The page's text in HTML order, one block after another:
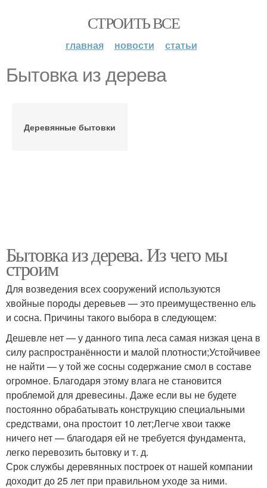
СТРОИТЬ ВСЕ
главная новости статьи
Бытовка из дерева
Деревянные бытовки
Бытовка из дерева. Из чего мы
строим
Для возведения всех сооружений используются
хвойные породы деревьев — это преимущественно ель
и сосна. Причины такого выбора в следующем:
Дешевле нет — у данного типа леса самая низкая цена в
силу распространённости и малой плотности;Устойчивее
не найти — у той же сосны содержание смол в составе
огромное. Благодаря этому влага не становится
проблемой для древесины. Даже если вы не будете
постоянно обрабатывать конструкцию специальными
средствами, она простоит 10 лет;Легче хвои также
ничего нет — благодаря ей не требуется фундамента,
легко перевозить бытовку и т. д.
Срок службы деревянных построек от нашей компании
доходит до 25 лет при правильном уходе за ними.